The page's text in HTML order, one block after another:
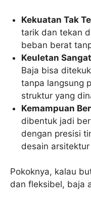
Kekuatan Tak
tarik dan tekan
beban berat
Keuletan
Baja bisa
tanpa langsung
struktur yang
Kemampuan
dibentuk jadi
dengan presisi
desain
Pokoknya, kalau
dan fleksibel, baja